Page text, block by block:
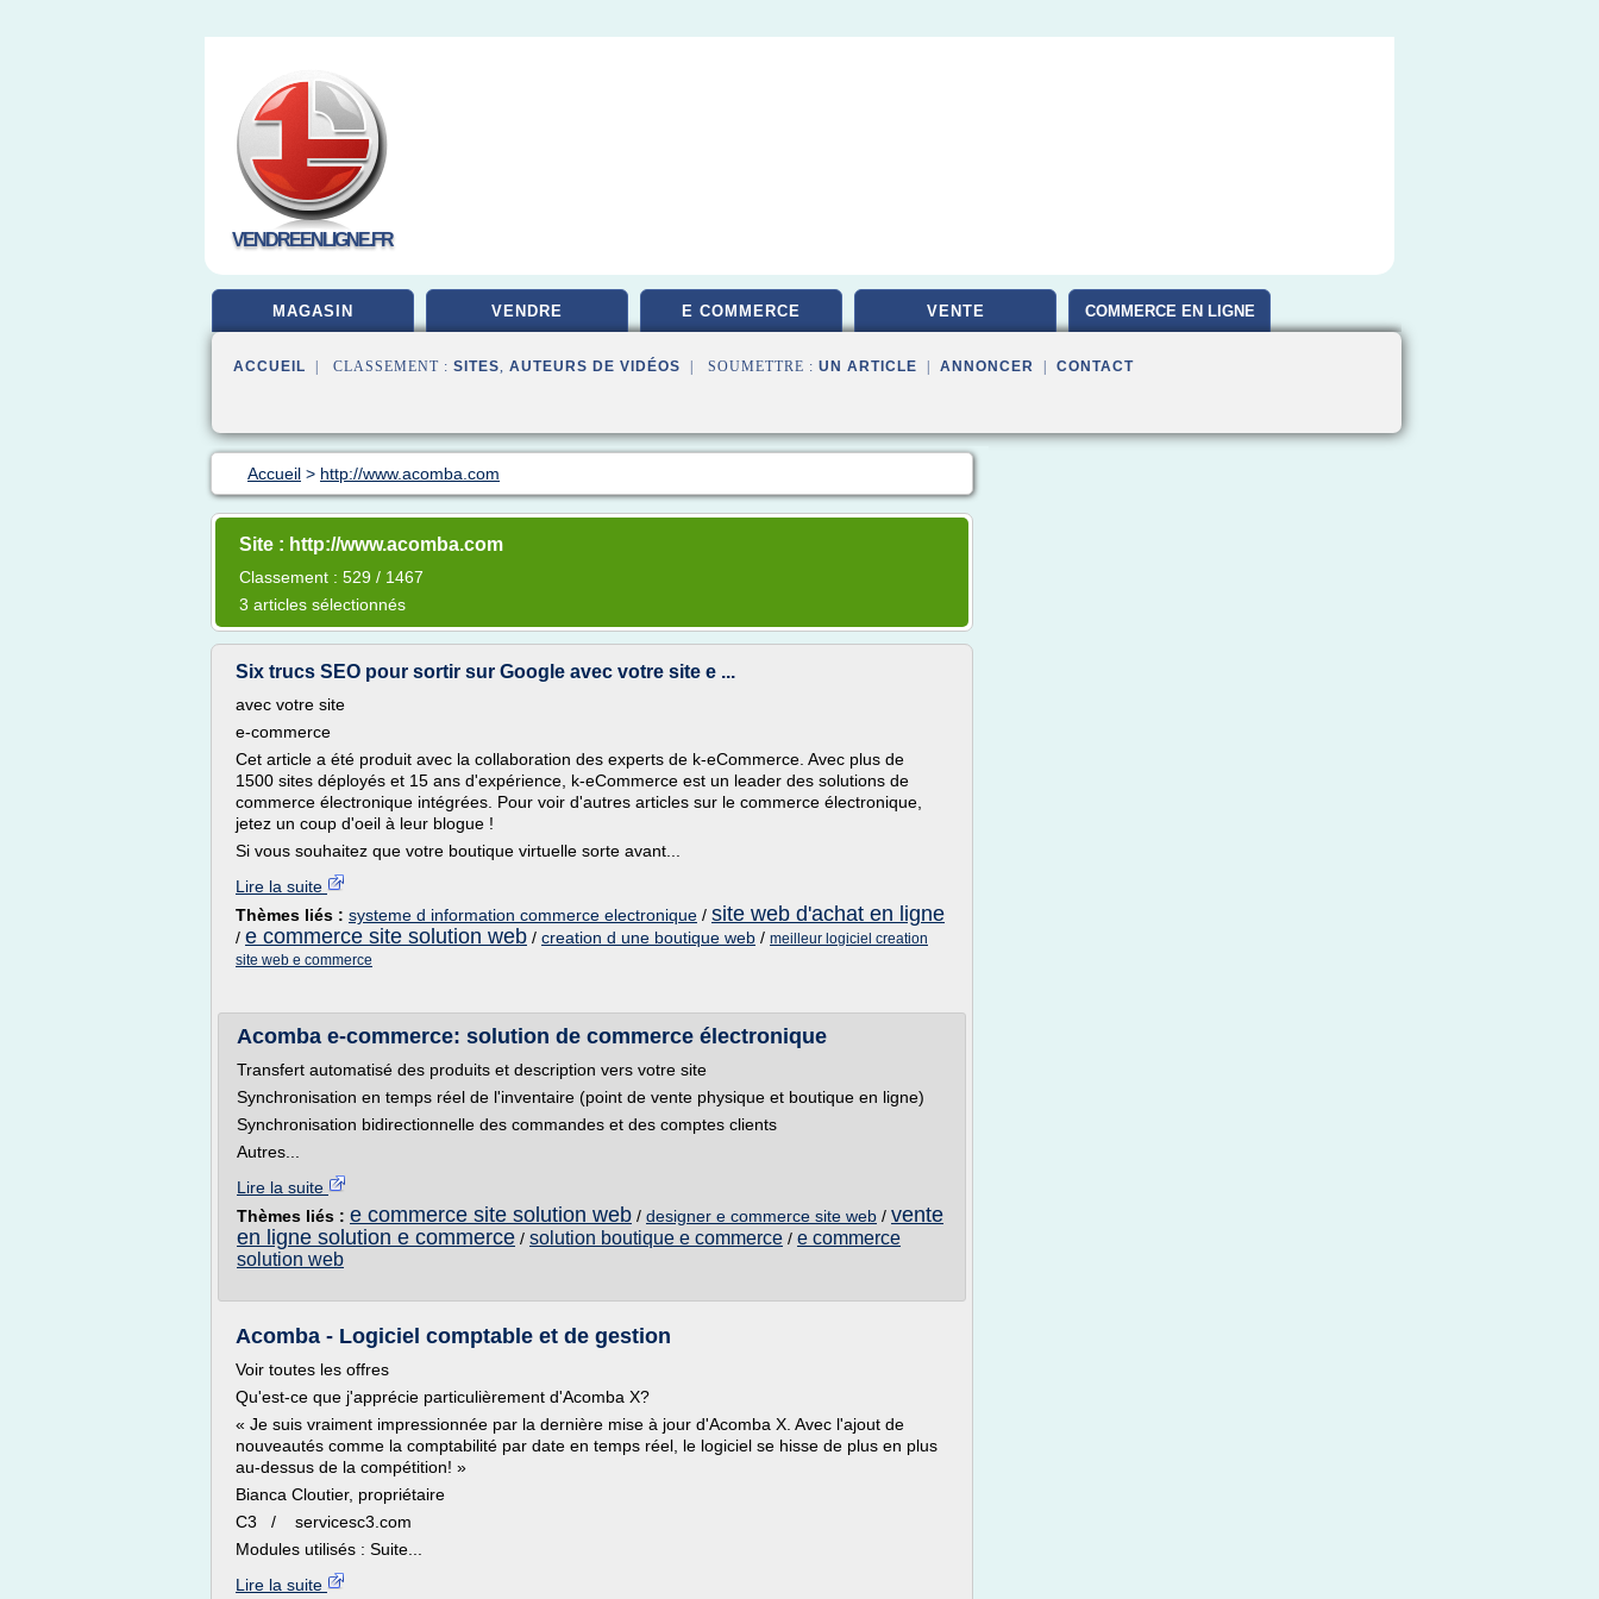
VENDREENLIGNE.FR
MAGASIN VENDRE E COMMERCE VENTE COMMERCE EN LIGNE
ACCUEIL | CLASSEMENT : SITES, AUTEURS DE VIDÉOS | SOUMETTRE : UN ARTICLE ANNONCER CONTACT
Accueil > http://www.acomba.com
Site : http://www.acomba.com
Classement : 529 / 1467
3 articles sélectionnés
Six trucs SEO pour sortir sur Google avec votre site e ...
avec votre site
e-commerce
Cet article a été produit avec la collaboration des experts de k-eCommerce. Avec plus de
1500 sites déployés et 15 ans d'expérience, k-eCommerce est un leader des solutions de
commerce électronique intégrées. Pour voir d'autres articles sur le commerce électronique,
jetez un coup d'oeil à leur blogue !
Si vous souhaitez que votre boutique virtuelle sorte avant...
Lire la suite
Thèmes liés : systeme d information commerce electronique / site web d'achat en ligne
/ e commerce site solution web / creation d une boutique web / meilleur logiciel creation
site web e commerce
Acomba e-commerce: solution de commerce électronique
Transfert automatisé des produits et description vers votre site
Synchronisation en temps réel de l'inventaire (point de vente physique et boutique en ligne)
Synchronisation bidirectionnelle des commandes et des comptes clients
Autres...
Lire la suite
Thèmes liés : e commerce site solution web / designer e commerce site web / vente
en ligne solution e commerce / solution boutique e commerce / e commerce
solution web
Acomba - Logiciel comptable et de gestion
Voir toutes les offres
Qu'est-ce que j'apprécie particulièrement d'Acomba X?
« Je suis vraiment impressionnée par la dernière mise à jour d'Acomba X. Avec l'ajout de
nouveautés comme la comptabilité par date en temps réel, le logiciel se hisse de plus en plus
au-dessus de la compétition! »
Bianca Cloutier, propriétaire
C3 / servicesc3.com
Modules utilisés : Suite...
Lire la suite